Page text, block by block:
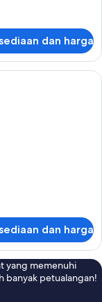
dan harga
| Setrika/meja
dan harga
yang memenuhi
banyak petualangan!